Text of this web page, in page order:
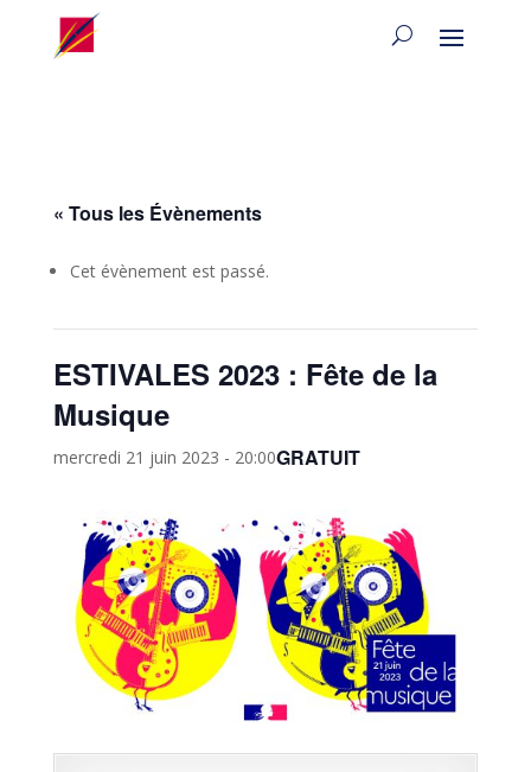
« Tous les Évènements
Cet évènement est passé.
ESTIVALES 2023 : Fête de la
Musique
mercredi 21 juin 2023 - 20:00GRATUIT